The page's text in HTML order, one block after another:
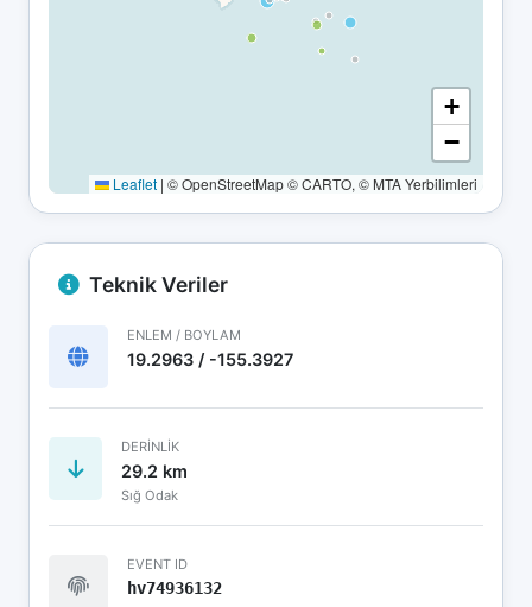
+
−
Leaflet | © OpenStreetMap © CARTO, © MTA Yerbilimleri
Teknik Veriler
ENLEM / BOYLAM
19.2963 / -155.3927
DERINLIK
29.2 km
Sığ Odak
EVENT ID
hv74936132